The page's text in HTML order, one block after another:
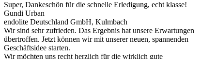
Super, Dankeschön für die schnelle Erledigung, echt klasse!
Gundi Urban
endolite Deutschland GmbH, Kulmbach
Wir sind sehr zufrieden. Das Ergebnis hat unsere Erwartungen
übertroffen. Jetzt können wir mit unserer neuen, spannenden
Geschäftsidee starten.
Wir möchten uns recht herzlich für die wirklich gute